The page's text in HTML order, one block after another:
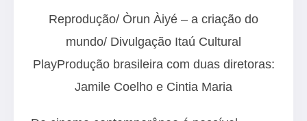
Reprodução/ Òrun Àiyé – a criação do
mundo/ Divulgação Itaú Cultural
PlayProdução brasileira com duas diretoras:
Jamile Coelho e Cintia Maria